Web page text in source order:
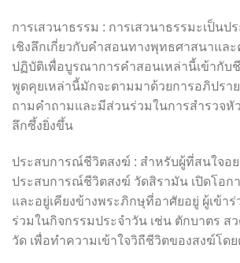
การเสวนาธรรม : การเสวนาธรรมะเป็นป
เชิงลึกเกี่ยวกับคำสอนทางพุทธศาสนาและ
ปฏิบัติเพื่อบูรณาการคำสอนเหล่านี้เข้ากับ
พูดคุยเหล่านี้มักจะตามมาด้วยการอภิปราย
ถามคำถามและมีส่วนร่วมในการสำรวจหั
ลึกซึ้งยิ่งขึ้น
ประสบการณ์ชีวิตสงฆ์ : สำหรับผู้ที่สนใจอ
ประสบการณ์ชีวิตสงฆ์ วัดสิรามัน เปิดโอก
และอยู่เคียงข้างพระภิกษุที่อาศัยอยู่ ผู้เข้า
ร่วมในกิจกรรมประจำวัน เช่น ตักบาตร ส
วัด เพื่อทำความเข้าใจวิถีชีวิตของสงฆ์โดย